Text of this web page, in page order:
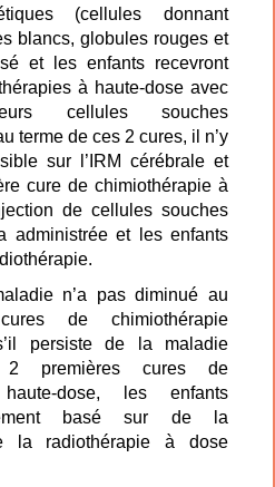
(cellules donnant
blancs, globules rouges et
et les enfants recevront
à haute-dose avec
cellules souches
terme de ces 2 cures, il n’y
sur l’IRM cérébrale et
cure de chimiothérapie à
de cellules souches
administrée et les enfants
n’a pas diminué au
de chimiothérapie
persiste de la maladie
premières cures de
dose, les enfants
basé sur de la
la radiothérapie à dose